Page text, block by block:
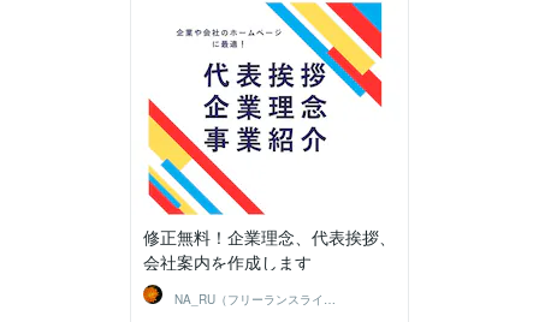
修正無料！企業理念、代表挨拶、
会社案内を作成します